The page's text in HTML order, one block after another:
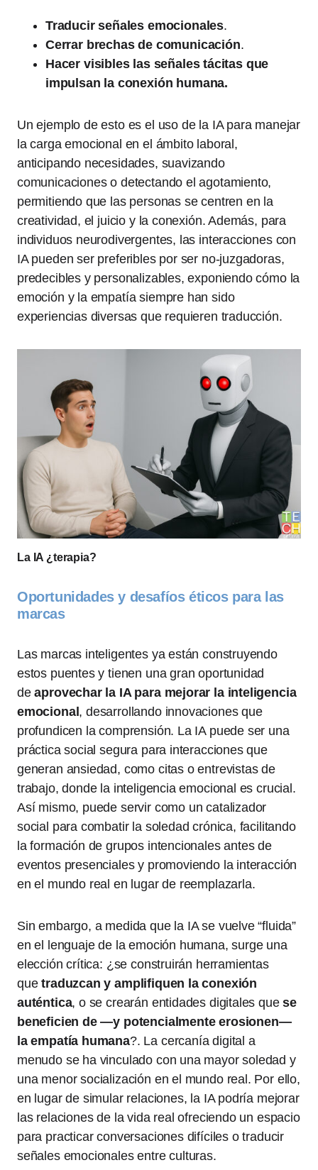
Traducir señales emocionales.
Cerrar brechas de comunicación.
Hacer visibles las señales tácitas que
impulsan la conexión humana.
Un ejemplo de esto es el uso de la IA para manejar
la carga emocional en el ámbito laboral,
anticipando necesidades, suavizando
comunicaciones o detectando el agotamiento,
permitiendo que las personas se centren en la
creatividad, el juicio y la conexión. Además, para
individuos neurodivergentes, las interacciones con
IA pueden ser preferibles por ser no-juzgadoras,
predecibles y personalizables, exponiendo cómo la
emoción y la empatía siempre han sido
experiencias diversas que requieren traducción.
La IA ¿terapia?
Oportunidades y desafíos éticos para las
marcas
Las marcas inteligentes ya están construyendo
estos puentes y tienen una gran oportunidad
deaprovechar la IA para mejorar la inteligencia
emocional, desarrollando innovaciones que
profundicen la comprensión. La IA puede ser una
práctica social segura para interacciones que
generan ansiedad, como citas o entrevistas de
trabajo, donde la inteligencia emocional es crucial.
Así mismo, puede servir como un catalizador
social para combatir la soledad crónica, facilitando
la formación de grupos intencionales antes de
eventos presenciales y promoviendo la interacción
en el mundo real en lugar de reemplazarla.
Sin embargo, a medida que la IA se vuelve “fluida”
en el lenguaje de la emoción humana, surge una
elección crítica: ¿se construirán herramientas
quetraduzcan y amplifiquen la conexión
auténtica, o se crearán entidades digitales quese
beneficien de —y potencialmente erosionen—
la empatía humana?. La cercanía digital a
menudo se ha vinculado con una mayor soledad y
una menor socialización en el mundo real. Por ello,
en lugar de simular relaciones, la IA podría mejorar
las relaciones de la vida real ofreciendo un espacio
para practicar conversaciones difíciles o traducir
señales emocionales entre culturas.